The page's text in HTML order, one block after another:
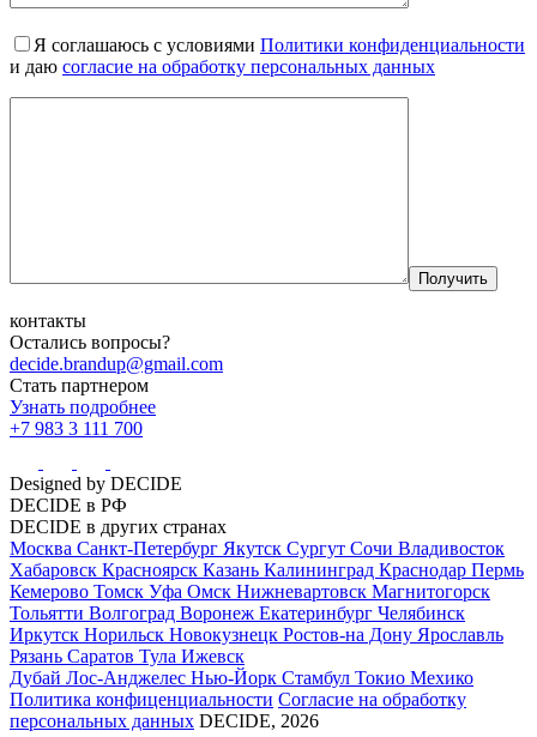
Я соглашаюсь с условиями Политики конфиденциальности
и даю согласие на обработку персональных данных
контакты
Остались вопросы?
decide.brandup@gmail.com
Стать партнером
Узнать подробнее
+7 983 3 111 700
Designed by DECIDE
DECIDE в РФ
DECIDE в других странах
Москва Санкт-Петербург Якутск Сургут Сочи Владивосток
Хабаровск Красноярск Казань Калининград Краснодар Пермь
Кемерово Томск Уфа Омск Нижневартовск Магнитогорск
Тольятти Волгоград Воронеж Екатеринбург Челябинск
Иркутск Норильск Новокузнецк Ростов-на Дону Ярославль
Рязань Саратов Тула Ижевск
Дубай Лос-Анджелес Нью-Йорк Стамбул Токио Мехико
Политика конфиценциальности Согласие на обработку
персональных данных DECIDE, 2026